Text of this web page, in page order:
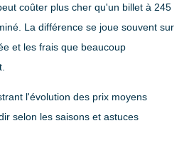
coûter plus cher qu'un billet à 245
La différence se joue souvent sur
et les frais que beaucoup